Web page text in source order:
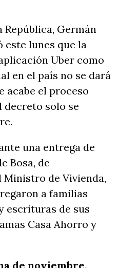
Germán
este lunes que la
Uber como
en el país no se dará
acabe el proceso
decreto solo se
una entrega de
Bosa, de
Ministro de Vivienda,
a familias
escrituras de sus
Casa Ahorro y
de noviembre,